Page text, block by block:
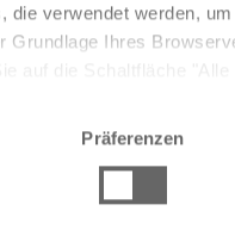
die verwendet werden,
Grundlage Ihres
Präferenzen
Angebot an
dem Hafen.